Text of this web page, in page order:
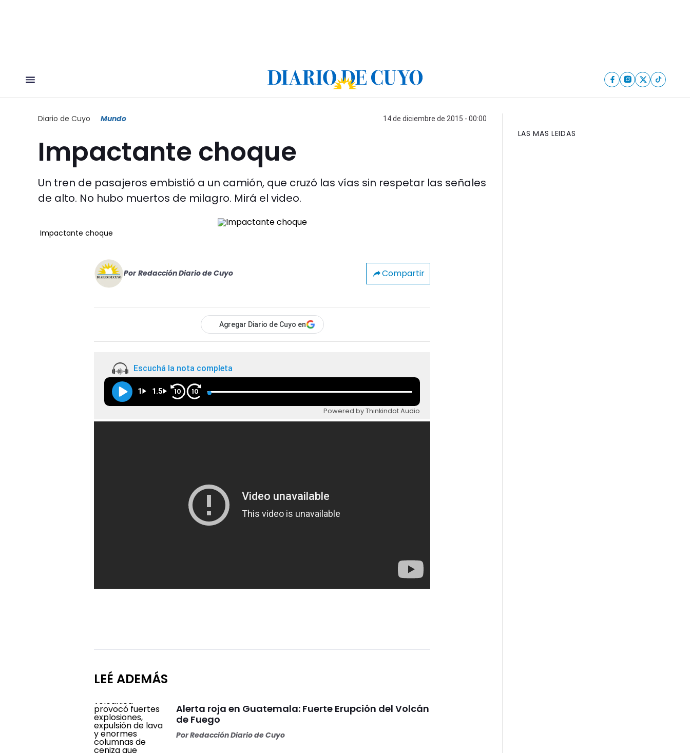
Diario de Cuyo Mundo 14 de diciembre de 2015 - 00:00
Impactante choque
Un tren de pasajeros embistió a un camión, que cruzó las vías sin respetar las señales
de alto. No hubo muertos de milagro. Mirá el video.
Impactante choque
Por Redacción Diario de Cuyo Compartir
Agregar Diario de Cuyo en
Escuchá la nota completa
1 1.5 10 10
Powered by Thinkindot Audio
LEÉ ADEMÁS
Alerta roja en Guatemala: Fuerte Erupción del Volcán
de Fuego
PorRedacción Diario de Cuyo
LAS MAS LEIDAS